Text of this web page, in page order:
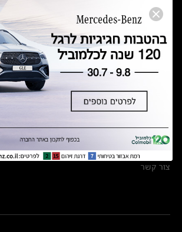
הודעה על הטבות לרכבי מרצדס בהסדר פשרה בתצ 56447-02-19
תקנון ימי מכירות 120 לכלמוביל
מצאו אותנו
אולמות תצוגה
מרכזי שירות
צור קשר